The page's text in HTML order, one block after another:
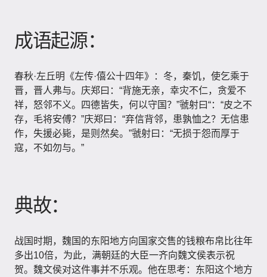
成语起源：
春秋·左丘明《左传·僖公十四年》：冬，秦饥，使乞乘于
晋，晋人弗与。庆郑曰：“背施无亲，幸灾不仁，贪爱不
祥，怒邻不义。四德皆失，何以守国？”虢射曰“：“皮之不
存，毛将安傅？”庆郑曰：“弃信背邻，患孰恤之？无信患
作，失援必毙，是则然矣。”虢射曰：“无损于怨而厚于
寇，不如勿与。”
典故：
战国时期，魏国的东阳地方向国家交售的钱粮布帛比往年
多出10倍，为此，满朝廷的大臣一齐向魏文侯表示祝
贺。魏文侯对这件事并不乐观。他在思考：东阳这个地方